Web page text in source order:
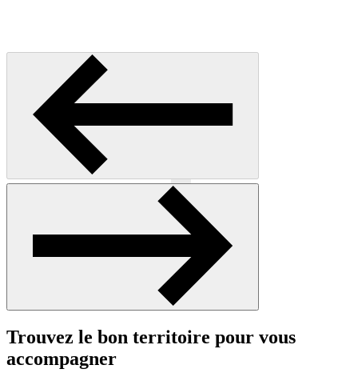
Précédent
Trouvez le bon territoire pour vous
accompagner